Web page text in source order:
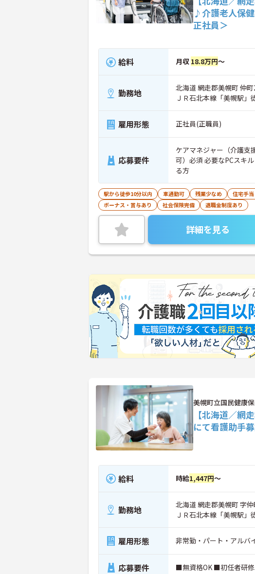
♪介護老人保
正社員＞
給料 月収 18.8万円～
勤務地
北海道 網走郡美幌町 仲
ＪＲ石北本線「美幌駅」
雇用形態 正社員(正職員)
応募要件
ケアマネジャー（介護支
可）必須 必要なPCスキ
る方
駅から徒歩10分以内 車通勤可 残業少なめ 住宅手
ボーナス・賞与あり
社会保険完備 退職金制度あり
詳細を見る
美幌町立国民健康
【北海道／網
にて看護助手
給料 時給1,447円～
勤務地
北海道 網走郡美幌町 字
ＪＲ石北本線「美幌駅」
雇用形態 非常勤・パート・アルバ
応募要件 ■無資格OK ■初任者研